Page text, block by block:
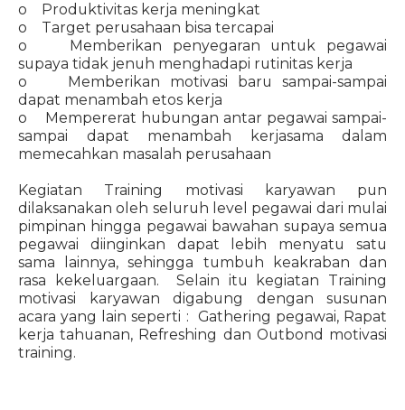
o Produktivitas kerja meningkat
o Target perusahaan bisa tercapai
o Memberikan penyegaran untuk pegawai
supaya tidak jenuh menghadapi rutinitas kerja
o Memberikan motivasi baru sampai-sampai
dapat menambah etos kerja
o Mempererat hubungan antar pegawai sampai-
sampai dapat menambah kerjasama dalam
memecahkan masalah perusahaan
Kegiatan Training motivasi karyawan pun
dilaksanakan oleh seluruh level pegawai dari mulai
pimpinan hingga pegawai bawahan supaya semua
pegawai diinginkan dapat lebih menyatu satu
sama lainnya, sehingga tumbuh keakraban dan
rasa kekeluargaan. Selain itu kegiatan Training
motivasi karyawan digabung dengan susunan
acara yang lain seperti : Gathering pegawai, Rapat
kerja tahuanan, Refreshing dan Outbond motivasi
training.